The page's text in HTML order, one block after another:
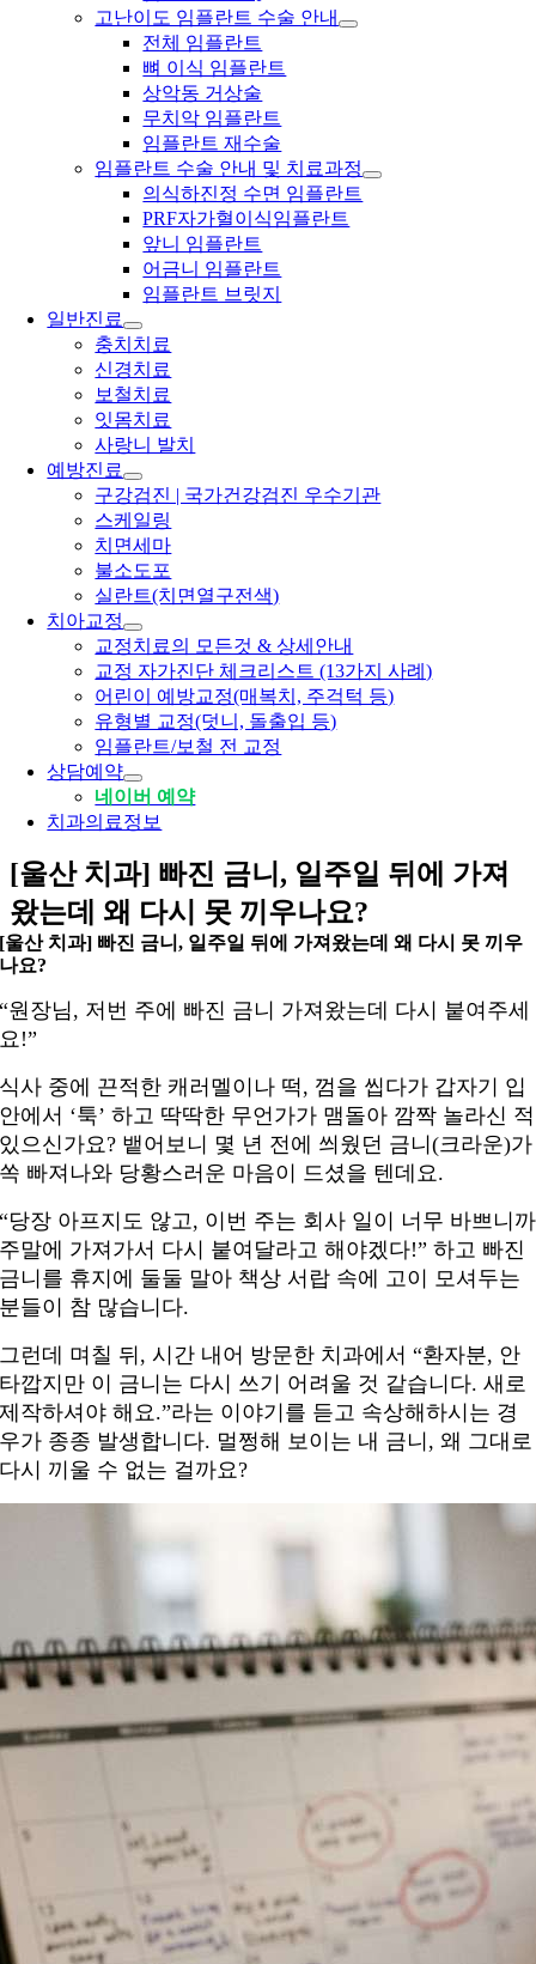
고난이도 임플란트 수술 안내
전체 임플란트
뼈 이식 임플란트
상악동 거상술
무치악 임플란트
임플란트 재수술
임플란트 수술 안내 및 치료과정
의식하진정 수면 임플란트
PRF자가혈이식임플란트
앞니 임플란트
어금니 임플란트
임플란트 브릿지
일반진료
충치치료
신경치료
보철치료
잇몸치료
사랑니 발치
예방진료
구강검진 | 국가건강검진 우수기관
스케일링
치면세마
불소도포
실란트(치면열구전색)
치아교정
교정치료의 모든것 & 상세안내
교정 자가진단 체크리스트 (13가지 사례)
어린이 예방교정(매복치, 주걱턱 등)
유형별 교정(덧니, 돌출입 등)
임플란트/보철 전 교정
상담예약
네이버 예약
치과의료정보
[울산 치과] 빠진 금니, 일주일 뒤에 가져
왔는데 왜 다시 못 끼우나요?
[울산 치과] 빠진 금니, 일주일 뒤에 가져왔는데 왜 다시 못 끼우
나요?
“원장님, 저번 주에 빠진 금니 가져왔는데 다시 붙여주세
요!”
식사 중에 끈적한 캐러멜이나 떡, 껌을 씹다가 갑자기 입
안에서 ‘툭’ 하고 딱딱한 무언가가 맴돌아 깜짝 놀라신 적
있으신가요? 뱉어보니 몇 년 전에 씌웠던 금니(크라운)가
쏙 빠져나와 당황스러운 마음이 드셨을 텐데요.
“당장 아프지도 않고, 이번 주는 회사 일이 너무 바쁘니까
주말에 가져가서 다시 붙여달라고 해야겠다!” 하고 빠진
금니를 휴지에 둘둘 말아 책상 서랍 속에 고이 모셔두는
분들이 참 많습니다.
그런데 며칠 뒤, 시간 내어 방문한 치과에서 “환자분, 안
타깝지만 이 금니는 다시 쓰기 어려울 것 같습니다. 새로
제작하셔야 해요.”라는 이야기를 듣고 속상해하시는 경
우가 종종 발생합니다. 멀쩡해 보이는 내 금니, 왜 그대로
다시 끼울 수 없는 걸까요?